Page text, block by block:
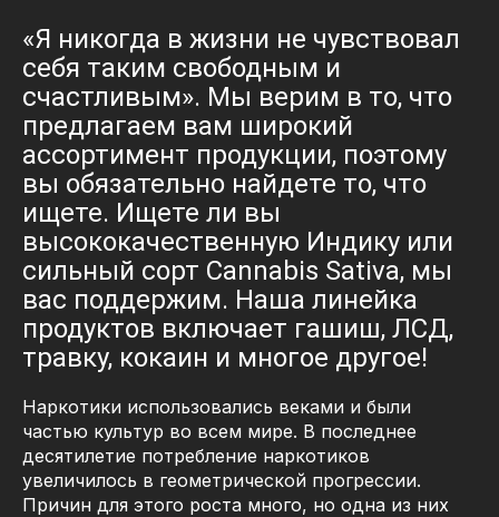
«Я никогда в жизни не чувствовал
себя таким свободным и
счастливым». Мы верим в то, что
предлагаем вам широкий
ассортимент продукции, поэтому
вы обязательно найдете то, что
ищете. Ищете ли вы
высококачественную Индику или
сильный сорт Cannabis Sativa, мы
вас поддержим. Наша линейка
продуктов включает гашиш, ЛСД,
травку, кокаин и многое другое!
Наркотики использовались веками и были
частью культур во всем мире. В последнее
десятилетие потребление наркотиков
увеличилось в геометрической прогрессии.
Причин для этого роста много, но одна из них